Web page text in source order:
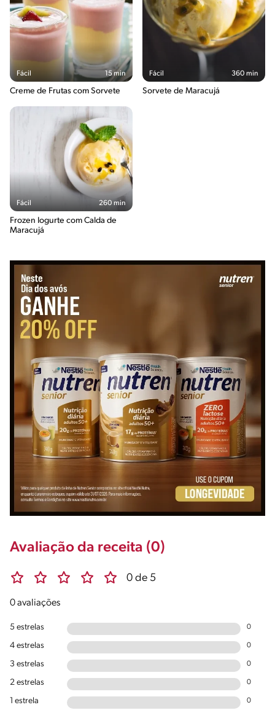
Fácil 15 min
Creme de Frutas com Sorvete
Fácil 360 min
Sorvete de Maracujá
Fácil 260 min
Frozen Iogurte com Calda de
Maracujá
Avaliação da receita (0)
0 de 5
0 avaliações
5 estrelas 0
4 estrelas 0
3 estrelas 0
2 estrelas 0
1 estrela 0